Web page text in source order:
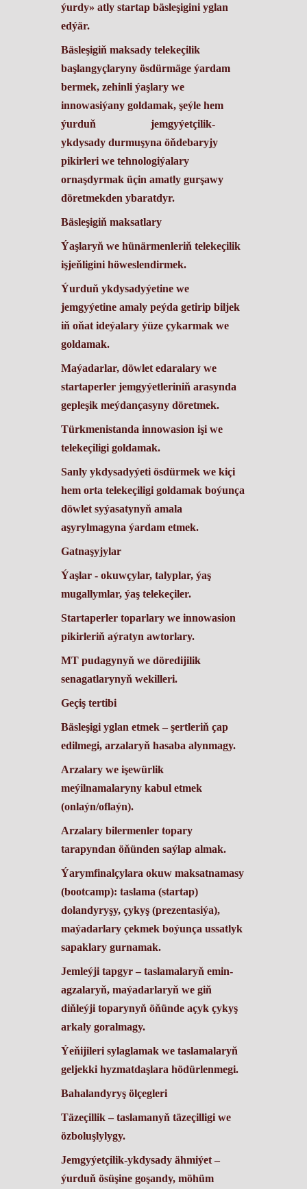
ýurdy» atly startap bäsleşigini yglan
edýär.
Bäsleşigiň maksady telekeçilik
başlangyçlaryny ösdürmäge ýardam
bermek, zehinli ýaşlary we
innowasiýany goldamak, şeýle hem
ýurduň jemgyýetçilik-
ykdysady durmuşyna öňdebaryjy
pikirleri we tehnologiýalary
ornaşdyrmak üçin amatly gurşawy
döretmekden ybaratdyr.
Bäsleşigiň maksatlary
Ýaşlaryň we hünärmenleriň telekeçilik
işjeňligini höweslendirmek.
Ýurduň ykdysadyýetine we
jemgyýetine amaly peýda getirip biljek
iň oňat ideýalary ýüze çykarmak we
goldamak.
Maýadarlar, döwlet edaralary we
startaperler jemgyýetleriniň arasynda
gepleşik meýdançasyny döretmek.
Türkmenistanda innowasion işi we
telekeçiligi goldamak.
Sanly ykdysadyýeti ösdürmek we kiçi
hem orta telekeçiligi goldamak boýunça
döwlet syýasatynyň amala
aşyrylmagyna ýardam etmek.
Gatnaşyjylar
Ýaşlar - okuwçylar, talyplar, ýaş
mugallymlar, ýaş telekeçiler.
Startaperler toparlary we innowasion
pikirleriň aýratyn awtorlary.
MT pudagynyň we döredijilik
senagatlarynyň wekilleri.
Geçiş tertibi
Bäsleşigi yglan etmek – şertleriň çap
edilmegi, arzalaryň hasaba alynmagy.
Arzalary we işewürlik
meýilnamalaryny kabul etmek
(onlaýn/oflaýn).
Arzalary bilermenler topary
tarapyndan öňünden saýlap almak.
Ýarymfinalçylara okuw maksatnamasy
(bootcamp): taslama (startap)
dolandyryşy, çykyş (prezentasiýa),
maýadarlary çekmek boýunça ussatlyk
sapaklary gurnamak.
Jemleýji tapgyr – taslamalaryň emin-
agzalaryň, maýadarlaryň we giň
diňleýji toparynyň öňünde açyk çykyş
arkaly goralmagy.
Ýeňijileri sylaglamak we taslamalaryň
geljekki hyzmatdaşlara hödürlenmegi.
Bahalandyryş ölçegleri
Täzeçillik – taslamanyň täzeçilligi we
özboluşlylygy.
Jemgyýetçilik-ykdysady ähmiýet –
ýurduň ösüşine goşandy, möhüm